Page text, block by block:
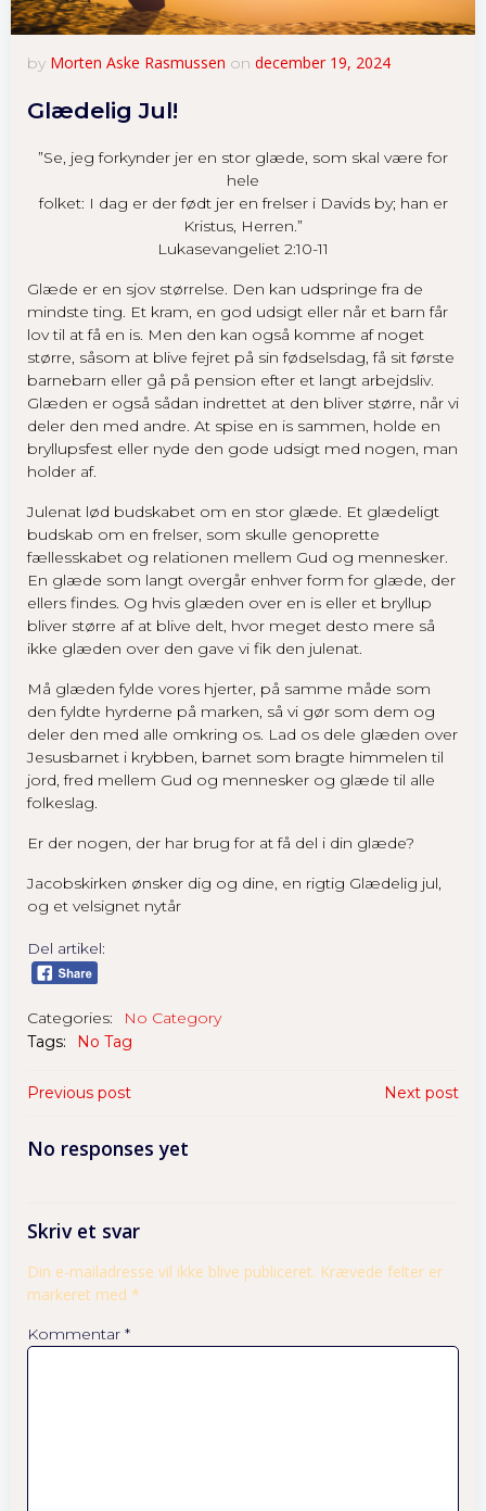
by Morten Aske Rasmussen on december 19, 2024
Glædelig Jul!
”Se, jeg forkynder jer en stor glæde, som skal være for
hele
folket: I dag er der født jer en frelser i Davids by; han er
Kristus, Herren.”
Lukasevangeliet 2:10-11
Glæde er en sjov størrelse. Den kan udspringe fra de
mindste ting. Et kram, en god udsigt eller når et barn får
lov til at få en is. Men den kan også komme af noget
større, såsom at blive fejret på sin fødselsdag, få sit første
barnebarn eller gå på pension efter et langt arbejdsliv.
Glæden er også sådan indrettet at den bliver større, når vi
deler den med andre. At spise en is sammen, holde en
bryllupsfest eller nyde den gode udsigt med nogen, man
holder af.
Julenat lød budskabet om en stor glæde. Et glædeligt
budskab om en frelser, som skulle genoprette
fællesskabet og relationen mellem Gud og mennesker.
En glæde som langt overgår enhver form for glæde, der
ellers findes. Og hvis glæden over en is eller et bryllup
bliver større af at blive delt, hvor meget desto mere så
ikke glæden over den gave vi fik den julenat.
Må glæden fylde vores hjerter, på samme måde som
den fyldte hyrderne på marken, så vi gør som dem og
deler den med alle omkring os. Lad os dele glæden over
Jesusbarnet i krybben, barnet som bragte himmelen til
jord, fred mellem Gud og mennesker og glæde til alle
folkeslag.
Er der nogen, der har brug for at få del i din glæde?
Jacobskirken ønsker dig og dine, en rigtig Glædelig jul,
og et velsignet nytår
Del artikel:
Categories:
No Category
Tags:
No Tag
Previous post Next post
No responses yet
Skriv et svar
Din e-mailadresse vil ikke blive publiceret. Krævede felter er
markeret med *
Kommentar *
fravælges. De
funktioner.
Statistik
For at vi
kan
forbedre
sidens
funktioner
og
struktur.
Oplevelse
For at siden
virker så
godt som
muligt
under dit
besøg. Hvis
disse, vil
nogle
funktioner
By sharing